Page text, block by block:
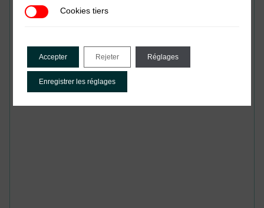
La déclaration et le paiement
améliorentils la conformité
fiscale ? Le cas des grands
contribuables au Sénégal
Cookies tiersCookies tiers
Accepter Rejeter Réglages
Enregistrer les réglages